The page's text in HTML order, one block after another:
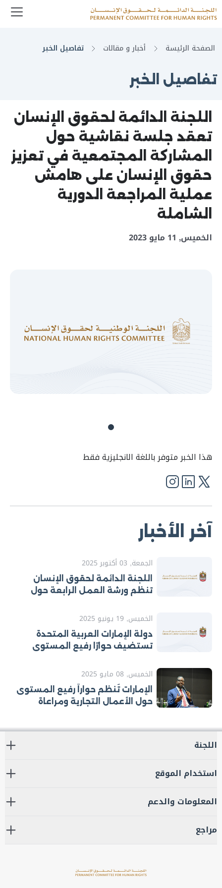
الصفحة الرئيسة أخبار و مقالات تفاصيل الخبر
تفاصيل الخبر
اللجنة الدائمة لحقوق الإنسان
تعقد جلسة نقاشية حول
المشاركة المجتمعية في تعزيز
حقوق الإنسان على هامش
عملية المراجعة الدورية
الشاملة
الخميس, 11 مايو 2023
هذا الخبر متوفر باللغة الانجليزية فقط
آخر الأخبار
الجمعة, 03 أكتوبر 2025
اللجنة الدائمة لحقوق الإنسان
تنظم ورشة العمل الرابعة حول
التوصيات الصادرة عن الآليات
الخميس, 19 يونيو 2025
دولة الإمارات العربية المتحدة
تستضيف حوارًا رفيع المستوى
الإقليمية لحقوق الإنسان
الخميس, 08 مايو 2025
الإمارات تُنظم حواراً رفيع المستوى
حول الأعمال التجارية ومراعاة
اللجنة
استخدام الموقع
المعلومات والدعم
مراجع